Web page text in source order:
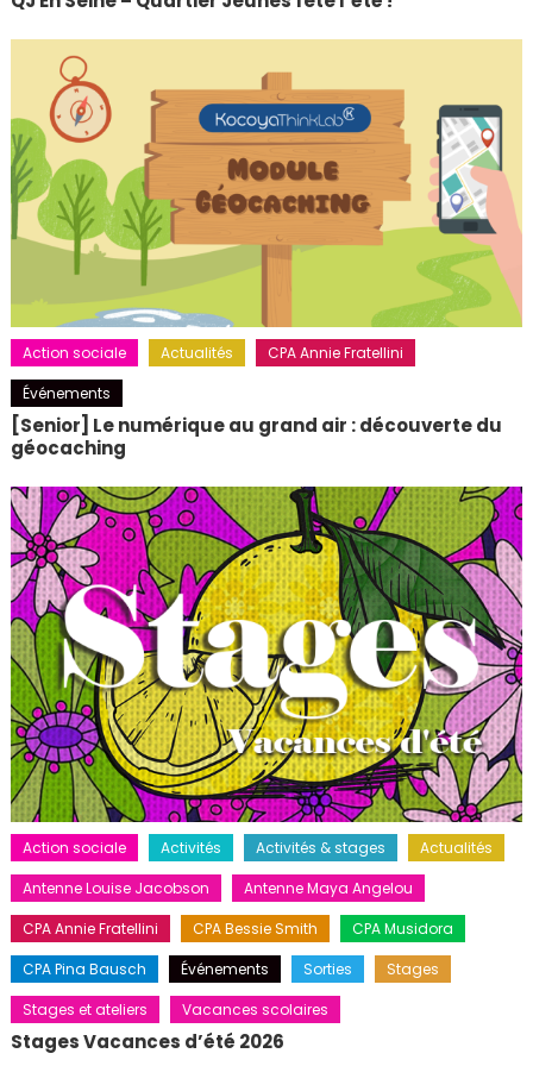
Action sociale Actualités
CPA Annie Fratellini
Événements
[Senior] Le numérique au grand air : découverte du
géocaching
Action sociale Activités Activités & stages
Actualités
Antenne Louise Jacobson
Antenne Maya Angelou
CPA Annie Fratellini
CPA Bessie Smith
CPA Musidora
CPA Pina Bausch
Événements Sorties
Stages
Stages et ateliers
Vacances scolaires
Stages Vacances d’été 2026